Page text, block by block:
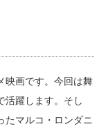
映画です。今回は舞
活躍します。そし
たマルコ・ロンダニ